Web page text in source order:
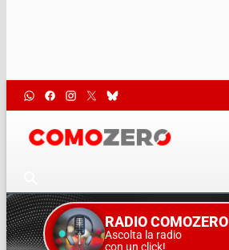
RADIO COMOZERO
Ascolta la radio
con un click!